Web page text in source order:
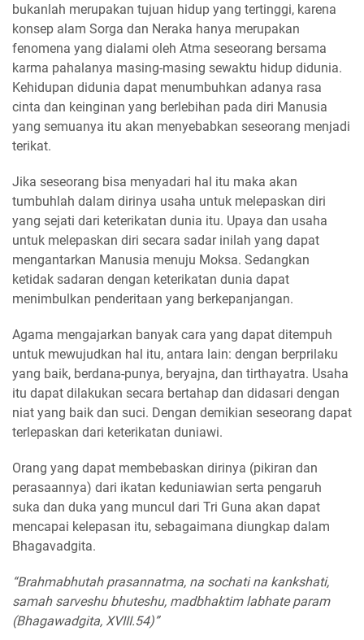
bukanlah merupakan tujuan hidup yang tertinggi, karena
konsep alam Sorga dan Neraka hanya merupakan
fenomena yang dialami oleh Atma seseorang bersama
karma pahalanya masing-masing sewaktu hidup didunia.
Kehidupan didunia dapat menumbuhkan adanya rasa
cinta dan keinginan yang berlebihan pada diri Manusia
yang semuanya itu akan menyebabkan seseorang menjadi
terikat.
Jika seseorang bisa menyadari hal itu maka akan
tumbuhlah dalam dirinya usaha untuk melepaskan diri
yang sejati dari keterikatan dunia itu. Upaya dan usaha
untuk melepaskan diri secara sadar inilah yang dapat
mengantarkan Manusia menuju Moksa. Sedangkan
ketidak sadaran dengan keterikatan dunia dapat
menimbulkan penderitaan yang berkepanjangan.
Agama mengajarkan banyak cara yang dapat ditempuh
untuk mewujudkan hal itu, antara lain: dengan berprilaku
yang baik, berdana-punya, beryajna, dan tirthayatra. Usaha
itu dapat dilakukan secara bertahap dan didasari dengan
niat yang baik dan suci. Dengan demikian seseorang dapat
terlepaskan dari keterikatan duniawi.
Orang yang dapat membebaskan dirinya (pikiran dan
perasaannya) dari ikatan keduniawian serta pengaruh
suka dan duka yang muncul dari Tri Guna akan dapat
mencapai kelepasan itu, sebagaimana diungkap dalam
Bhagavadgita.
“Brahmabhutah prasannatma, na sochati na kankshati,
samah sarveshu bhuteshu, madbhaktim labhate param
(Bhagawadgita, XVIII.54)”